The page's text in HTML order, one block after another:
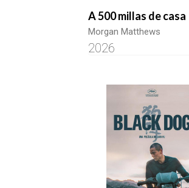
A 500 millas de casa
Morgan Matthews
2026